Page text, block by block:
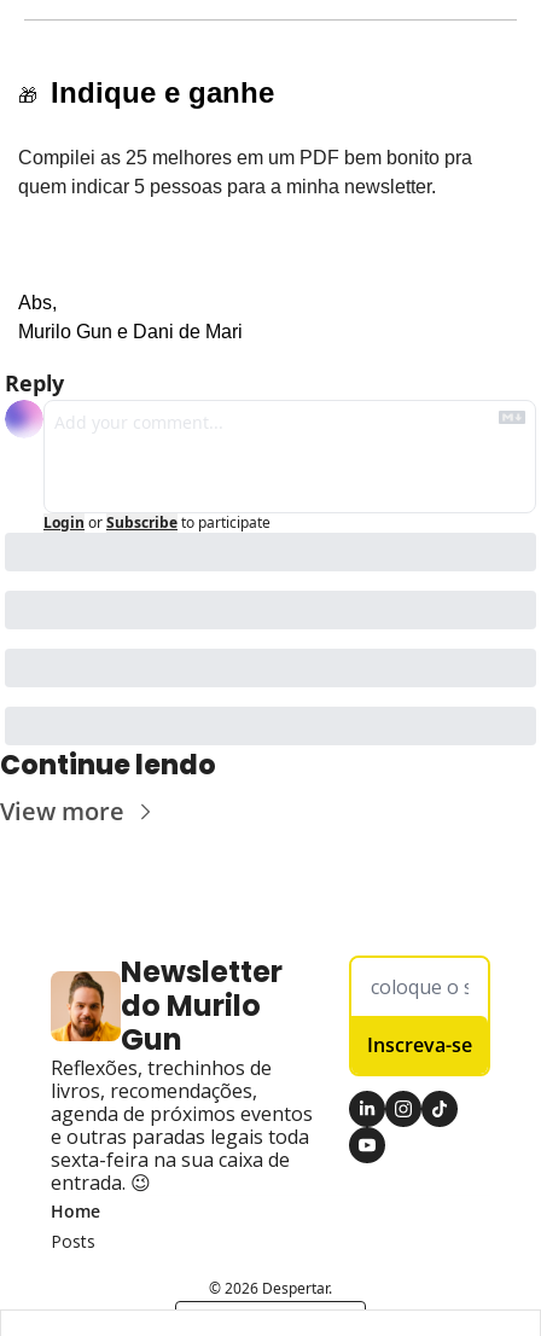
🎁 Indique e ganhe
Compilei as 25 melhores em um PDF bem bonito pra
quem indicar 5 pessoas para a minha newsletter.
Abs,
Murilo Gun e Dani de Mari
Reply
Login orSubscribeto participate
Continue lendo
View more
Newsletter
do Murilo
Gun
Reflexões, trechinhos de
livros, recomendações,
agenda de próximos eventos
e outras paradas legais toda
sexta-feira na sua caixa de
entrada. 😉
Inscreva-se
Home
Posts
© 2026 Despertar.